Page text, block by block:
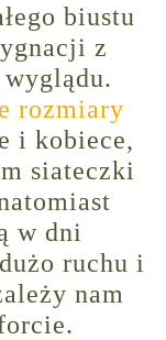
biustu
z
rozmiary
i kobiece,
siateczki
w dni
ruchu i
nam